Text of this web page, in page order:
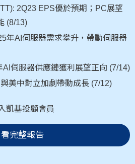
2Q23 EPS優於預期；PC展望
(8/13)
年AI伺服器需求攀升，帶動伺服器
AI伺服器供應鏈獲利展望正向 (7/14)
美中對立加劇帶動成長 (7/12)
凱基投顧會員
看完整報告